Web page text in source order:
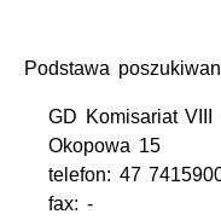
Podstawa
GD Komisariat VIII
Okopowa 15
telefon: 47
fax: -